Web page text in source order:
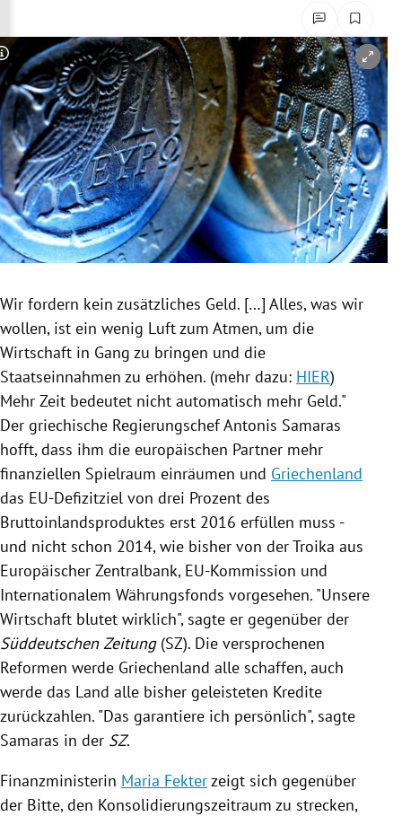
Untermenü
Untermenü
Untermenü
Untermenü
Untermenü
Untermenü
Copyright-Hinweis öffnen/schließen
Wir fordern kein zusätzliches Geld. […] Alles, was wir
wollen, ist ein wenig Luft zum Atmen, um die
Wirtschaft in Gang zu bringen und die
Staatseinnahmen zu erhöhen. (mehr dazu: HIER)
Mehr Zeit bedeutet nicht automatisch mehr Geld."
Der griechische RegierungschefAntonis Samaras
hofft, dass ihm die europäischen Partner mehr
finanziellen Spielraum einräumen und Griechenland
das EU-Defizitziel von drei Prozent des
Bruttoinlandsproduktes erst 2016 erfüllen muss -
und nicht schon 2014, wie bisher von derTroika aus
Europäischer Zentralbank, EU-Kommission und
Internationalem Währungsfonds vorgesehen. "Unsere
Wirtschaft blutet wirklich", sagte er gegenüber der
Süddeutschen Zeitung(SZ). Die versprochenen
Reformen werde Griechenland alle schaffen, auch
werde das Land alle bisher geleisteten Kredite
zurückzahlen. "Das garantiere ich persönlich", sagte
Samaras in der SZ.
Finanzministerin Maria Fekterzeigt sich gegenüber
der Bitte, den Konsolidierungszeitraum zu strecken,